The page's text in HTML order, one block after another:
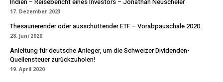
17. Dezember 2023
Thesaurierender oder ausschüttender ETF – Vorabpauschale 2020
28. Juni 2020
Anleitung für deutsche Anleger, um die Schweizer Dividenden-
Quellensteuer zurückzuholen!
19. April 2020